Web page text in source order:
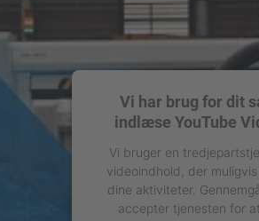
Vi har brug for dit
indlæse YouTube
Vi bruger en
videoindhold, der
dine aktiviteter.
accepter tjenesten for